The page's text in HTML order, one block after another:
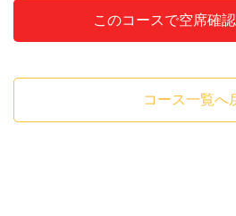
このコースで空席確
コース一覧へ
閉じる